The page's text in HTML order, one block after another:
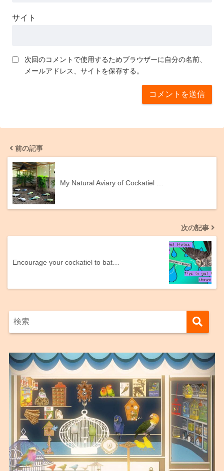
サイト
次回のコメントで使用するためブラウザーに自分の名前、
メールアドレス、サイトを保存する。
前の記事
My Natural Aviary of Cockatiel …
次の記事
Encourage your cockatiel to bat…